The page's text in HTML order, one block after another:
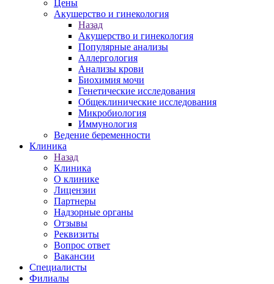
Цены
Акушерство и гинекология
Назад
Акушерство и гинекология
Популярные анализы
Аллергология
Анализы крови
Биохимия мочи
Генетические исследования
Общеклинические исследования
Микробиология
Иммунология
Ведение беременности
Клиника
Назад
Клиника
О клинике
Лицензии
Партнеры
Надзорные органы
Отзывы
Реквизиты
Вопрос ответ
Вакансии
Специалисты
Филиалы